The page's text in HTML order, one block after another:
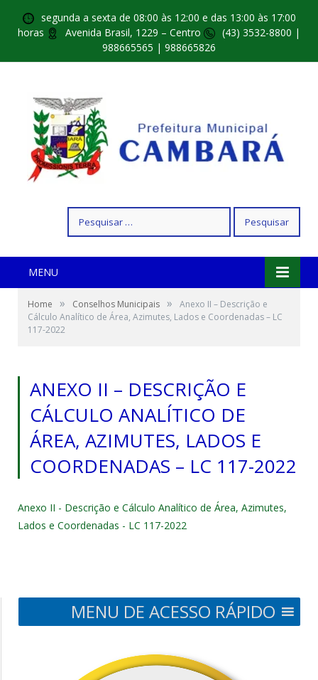
segunda a sexta de 08:00 às 12:00 e das 13:00 às 17:00
horas
Avenida Brasil, 1229 – Centro
(43) 3532-8800 |
988665565 | 988665826
por:
MENU
Home » Conselhos Municipais »
Anexo II – Descrição e
Cálculo Analítico de Área, Azimutes, Lados e Coordenadas – LC
117-2022
ANEXO II – DESCRIÇÃO E
CÁLCULO ANALÍTICO DE
ÁREA, AZIMUTES, LADOS E
COORDENADAS – LC 117-2022
Anexo II - Descrição e Cálculo Analítico de Área, Azimutes,
Lados e Coordenadas - LC 117-2022
MENU DE ACESSO RÁPIDO